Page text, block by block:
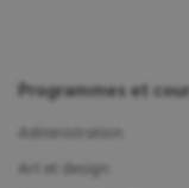
Programmes et
Administration
Art et design